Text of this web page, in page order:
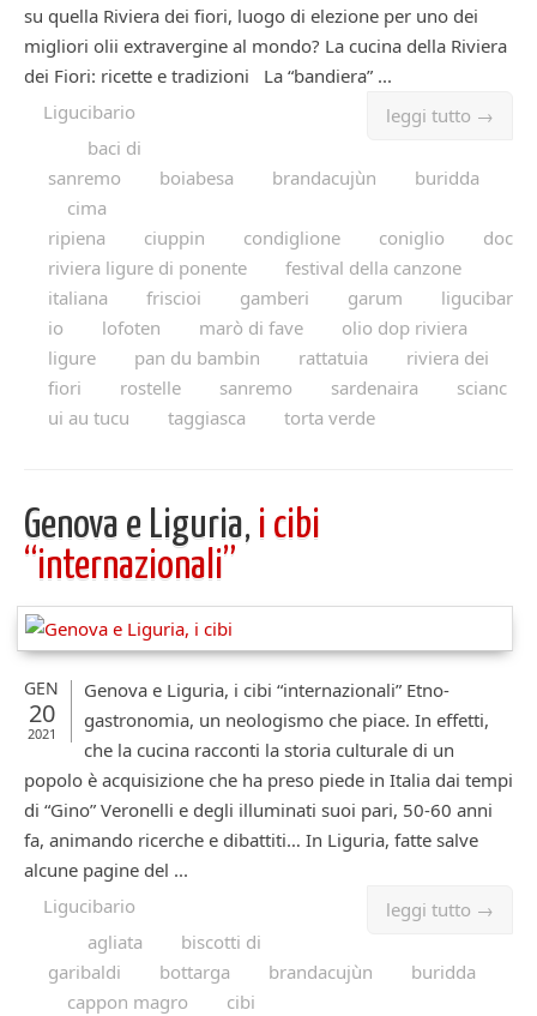
su quella Riviera dei fiori, luogo di elezione per uno dei
migliori olii extravergine al mondo? La cucina della Riviera
dei Fiori: ricette e tradizioni La “bandiera” ...
leggi tutto →
Ligucibario
baci di
sanremo
boiabesa brandacujùn
buridda
cima
ripiena
ciuppin condiglione coniglio
doc
riviera ligure di ponente
festival della canzone
italiana
friscioi gamberi garum
ligucibar
io
lofoten marò di fave
olio dop riviera
ligure
pan du bambin rattatuia
riviera dei
fiori
rostelle sanremo sardenaira
scianc
ui au tucu
taggiasca torta verde
Genova e Liguria, i cibi
“internazionali”
GEN
20
2021
Genova e Liguria, i cibi “internazionali” Etno-
gastronomia, un neologismo che piace. In effetti,
che la cucina racconti la storia culturale di un
popolo è acquisizione che ha preso piede in Italia dai tempi
di “Gino” Veronelli e degli illuminati suoi pari, 50-60 anni
fa, animando ricerche e dibattiti… In Liguria, fatte salve
alcune pagine del ...
leggi tutto →
Ligucibario
agliata
biscotti di
garibaldi
bottarga brandacujùn
buridda
cappon magro
cibi